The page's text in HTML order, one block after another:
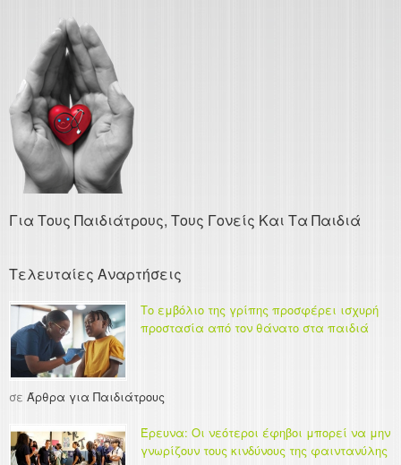
Για Τους Παιδιάτρους, Τους Γονείς Και Τα Παιδιά
Τελευταίες Αναρτήσεις
Το εμβόλιο της γρίπης προσφέρει ισχυρή
προστασία από τον θάνατο στα παιδιά
σε Άρθρα για Παιδιάτρους
Έρευνα: Οι νεότεροι έφηβοι μπορεί να μην
γνωρίζουν τους κινδύνους της φαιντανύλης